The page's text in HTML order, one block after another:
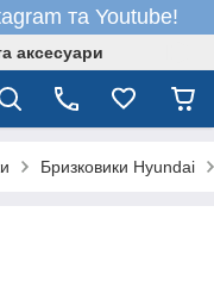
та Youtube!
аксесуари
Бризковики Hyundai